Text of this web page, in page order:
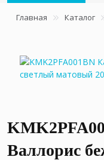
Главная Каталог
Валлорис